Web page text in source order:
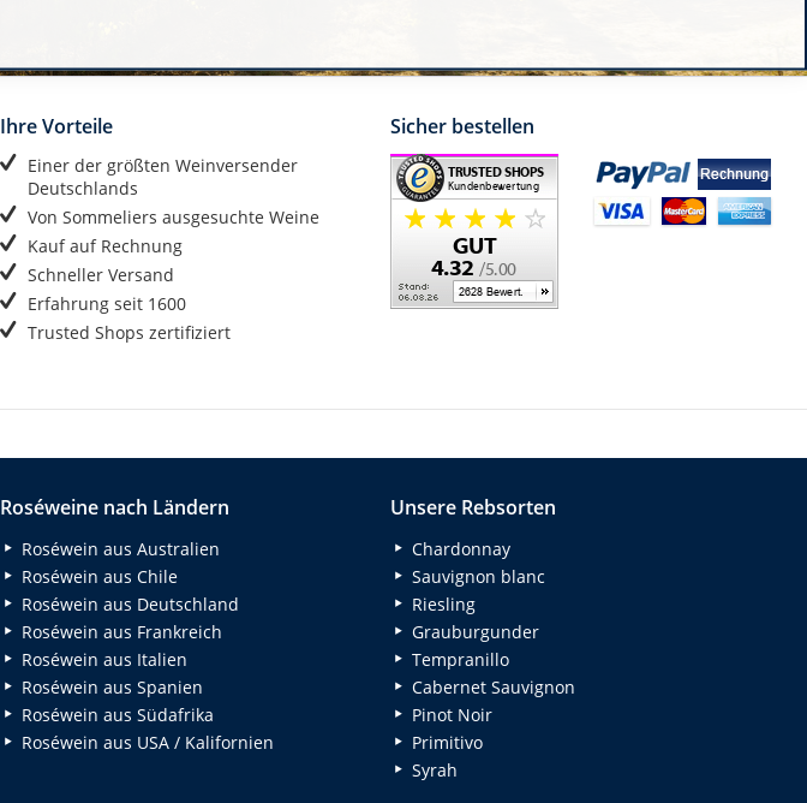
Ihre Vorteile
Einer der größten Weinversender
Deutschlands
Von Sommeliers ausgesuchte Weine
Kauf auf Rechnung
Schneller Versand
Erfahrung seit 1600
Trusted Shops zertifiziert
Sicher bestellen
Roséweine nach Ländern
Roséwein aus Australien
Roséwein aus Chile
Roséwein aus Deutschland
Roséwein aus Frankreich
Roséwein aus Italien
Roséwein aus Spanien
Roséwein aus Südafrika
Roséwein aus USA / Kalifornien
Unsere Rebsorten
Chardonnay
Sauvignon blanc
Riesling
Grauburgunder
Tempranillo
Cabernet Sauvignon
Pinot Noir
Primitivo
Syrah